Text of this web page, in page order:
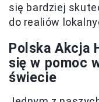
się bardziej
do realiów
Polska Akcja
się w pomoc
świecie